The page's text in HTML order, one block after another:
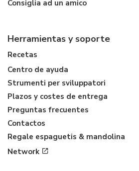
Consiglia ad un amico
Herramientas y soporte
Recetas
Centro de ayuda
Strumenti per sviluppatori
Plazos y costes de entrega
Preguntas frecuentes
Contactos
Regale espaguetis & mandolina
Network